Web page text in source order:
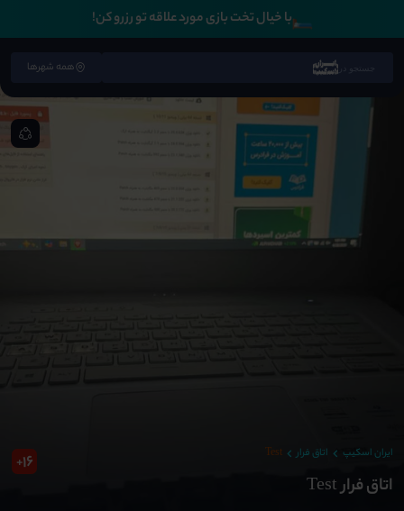
🛏️با خیال تخت بازی مورد علاقه تو رزرو کن!
همه شهرها
ایران اسکیپ اتاق فرار Test
اتاق فرار Test
16
+